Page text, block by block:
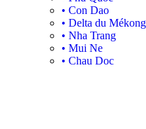
• Con Dao
• Delta du Mékong
• Nha Trang
• Mui Ne
• Chau Doc